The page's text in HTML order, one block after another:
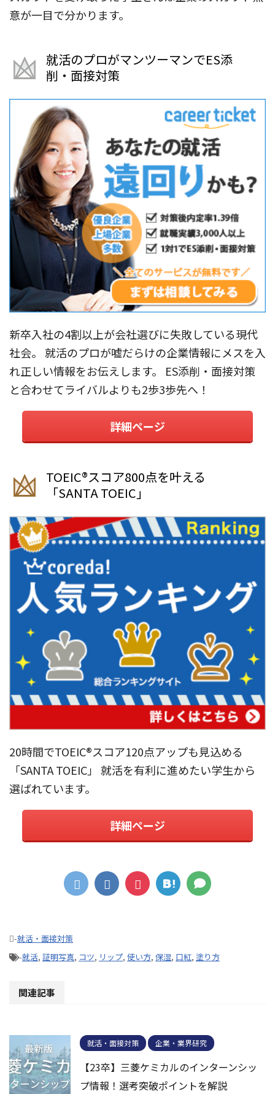
意が一目で分かります。
就活のプロがマンツーマンでES添
削・面接対策
新卒入社の4割以上が会社選びに失敗している現代
社会。 就活のプロが嘘だらけの企業情報にメスを入
れ正しい情報をお伝えします。 ES添削・面接対策
と合わせてライバルよりも2歩3歩先へ！
詳細ページ
TOEIC®︎スコア800点を叶える
「SANTA TOEIC」
20時間でTOEIC®︎スコア120点アップも見込める
「SANTA TOEIC」 就活を有利に進めたい学生から
選ばれています。
詳細ページ
-就活・面接対策
-就活, 証明写真, コツ, リップ, 使い方, 保湿, 口紅, 塗り方
関連記事
就活・面接対策 企業・業界研究
【23卒】三菱ケミカルのインターンシッ
プ情報！選考突破ポイントを解説